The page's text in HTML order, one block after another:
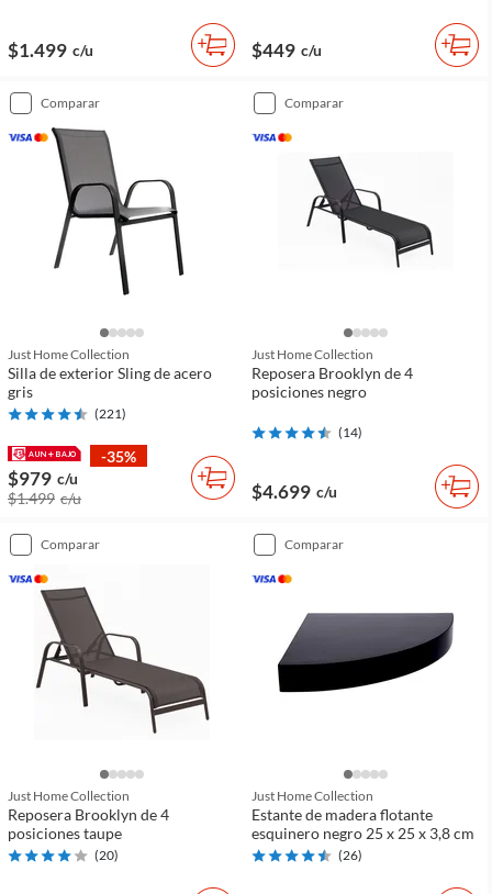
$1.499 c/u $449 c/u
comparar
Just Home Collection
Silla de exterior Sling de acero
gris
(221)
-35%
$979 c/u
$1.499 c/u
comparar
Just Home Collection
Reposera Brooklyn de 4
posiciones negro
(14)
$4.699 c/u
comparar
Just Home Collection
Reposera Brooklyn de 4
posiciones taupe
(20)
comparar
Just Home Collection
Estante de madera flotante
esquinero negro 25 x 25 x 3,8 cm
(26)